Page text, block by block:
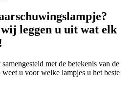
leggen u uit wat elk
met de betekenis van de
u voor welke lampjes u het beste